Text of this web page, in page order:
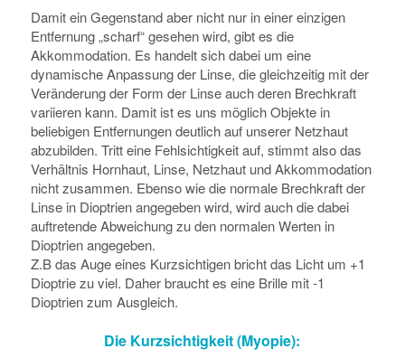
Damit ein Gegenstand aber nicht nur in einer einzigen
Entfernung „scharf“ gesehen wird, gibt es die
Akkommodation. Es handelt sich dabei um eine
dynamische Anpassung der Linse, die gleichzeitig mit der
Veränderung der Form der Linse auch deren Brechkraft
variieren kann. Damit ist es uns möglich Objekte in
beliebigen Entfernungen deutlich auf unserer Netzhaut
abzubilden. Tritt eine Fehlsichtigkeit auf, stimmt also das
Verhältnis Hornhaut, Linse, Netzhaut und Akkommodation
nicht zusammen. Ebenso wie die normale Brechkraft der
Linse in Dioptrien angegeben wird, wird auch die dabei
auftretende Abweichung zu den normalen Werten in
Dioptrien angegeben.
Z.B das Auge eines Kurzsichtigen bricht das Licht um +1
Dioptrie zu viel. Daher braucht es eine Brille mit -1
Dioptrien zum Ausgleich.
Die Kurzsichtigkeit (Myopie):